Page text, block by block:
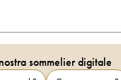
sommelier digitale